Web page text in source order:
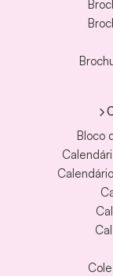
Bloco